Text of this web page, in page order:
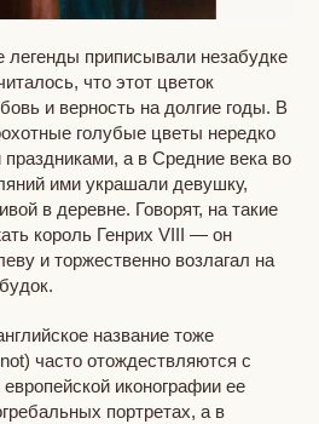
легенды приписывали незабудке
что этот цветок
и верность на долгие годы. В
голубые цветы нередко
а в Средние века во
ими украшали девушку,
в деревне. Говорят, на такие
король Генрих VIII — он
и торжественно возлагал на
название тоже
часто отождествляются с
иконографии ее
портретах, а в